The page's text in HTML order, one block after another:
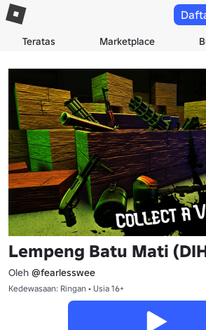
Teratas Marketplace
Lempeng Batu Mati
Oleh @fearlesswee
Kedewasaan: Ringan • Usia 16+